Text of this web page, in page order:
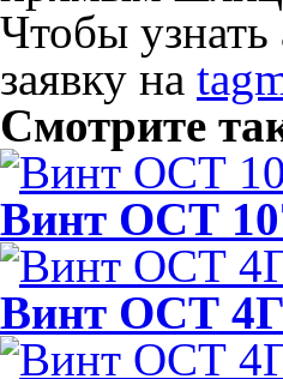
Чтобы
заявку на
Смотрите
Винт ОСТ
Винт ОСТ 4Г